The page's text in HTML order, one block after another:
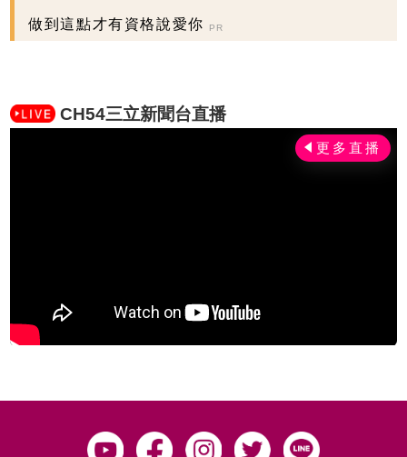
做到這點才有資格說愛你 PR
CH54三立新聞台直播